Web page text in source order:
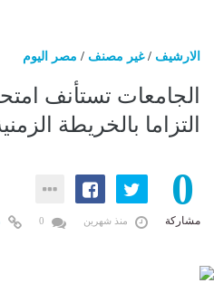
الارشيف /غير مصنف / مصر اليوم
الجامعات تستأنف
التزاما بالخريطة
0
مشاركة منذ شهرين